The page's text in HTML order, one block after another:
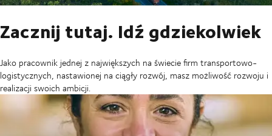
Zacznij tutaj. Idź gdziekolwiek
Jako pracownik jednej z największych na świecie firm transportowo-
logistycznych, nastawionej na ciągły rozwój, masz możliwość rozwoju i
realizacji swoich ambicji.